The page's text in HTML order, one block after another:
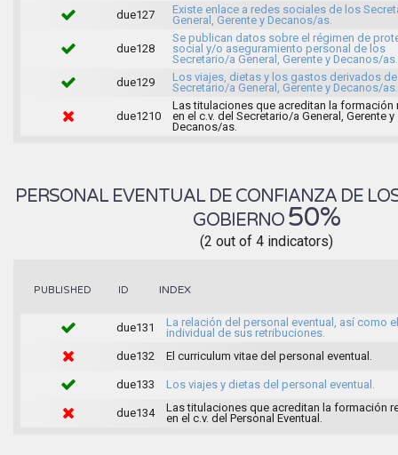
due127
Existe enlace a redes sociales de los
General, Gerente y Decanos/as.
due128
Se publican datos sobre el régimen de
social y/o aseguramiento personal de los
Secretario/a General, Gerente y Decanos/as.
due129
Los viajes, dietas y los gastos derivados
Secretario/a General, Gerente y Decanos/as.
due1210
Las titulaciones que acreditan la formación
en el c.v. del Secretario/a General, Gerente y
Decanos/as.
PERSONAL EVENTUAL DE CONFIANZA DE
GOBIERNO 50%
(2 out of 4 indicators)
PUBLISHED ID INDEX
due131
La relación del personal eventual, así como
individual de sus retribuciones.
due132
El curriculum vitae del personal eventual.
due133 Los viajes y dietas del personal eventual.
due134
Las titulaciones que acreditan la formación
en el c.v. del Personal Eventual.